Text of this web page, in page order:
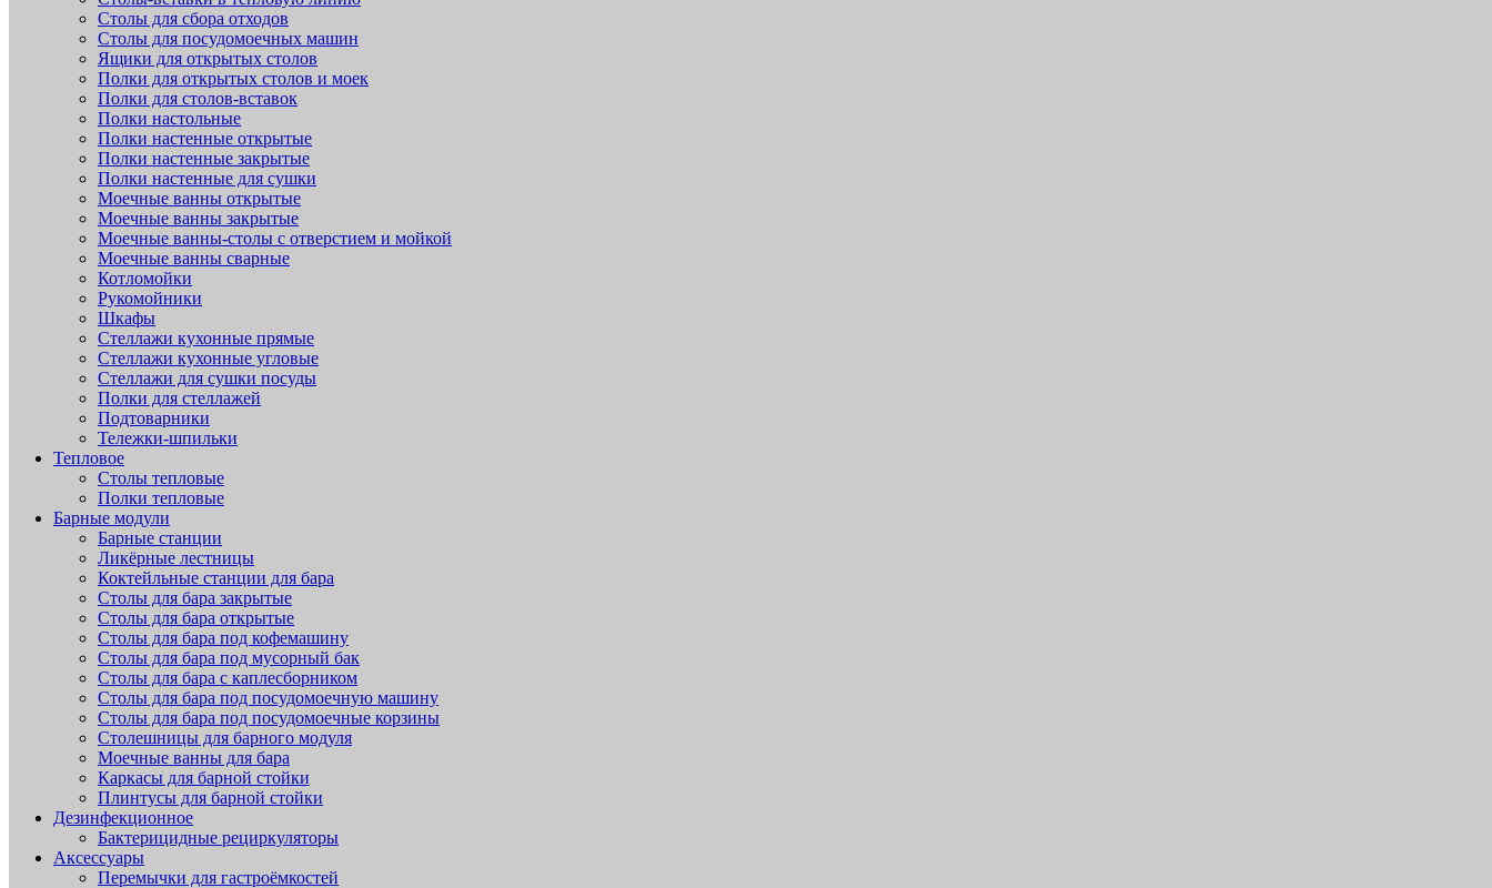
Столы для сбора отходов
Столы для посудомоечных машин
Ящики для открытых столов
Полки для открытых столов и моек
Полки для столов-вставок
Полки настольные
Полки настенные открытые
Полки настенные закрытые
Полки настенные для сушки
Моечные ванны открытые
Моечные ванны закрытые
Моечные ванны-столы с отверстием и мойкой
Моечные ванны сварные
Котломойки
Рукомойники
Шкафы
Стеллажи кухонные прямые
Стеллажи кухонные угловые
Стеллажи для сушки посуды
Полки для стеллажей
Подтоварники
Тележки-шпильки
Тепловое
Столы тепловые
Полки тепловые
Барные модули
Барные станции
Ликёрные лестницы
Коктейльные станции для бара
Столы для бара закрытые
Столы для бара открытые
Столы для бара под кофемашину
Столы для бара под мусорный бак
Столы для бара с каплесборником
Столы для бара под посудомоечную машину
Столы для бара под посудомоечные корзины
Столешницы для барного модуля
Моечные ванны для бара
Каркасы для барной стойки
Плинтусы для барной стойки
Дезинфекционное
Бактерицидные рециркуляторы
Аксессуары
Перемычки для гастроёмкостей